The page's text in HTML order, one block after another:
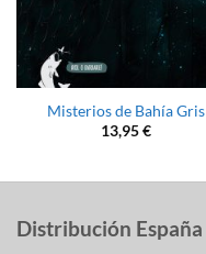
Misterios de Bahía Gris
13,95€
Distribución España